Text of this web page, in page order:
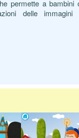
permette a
delle